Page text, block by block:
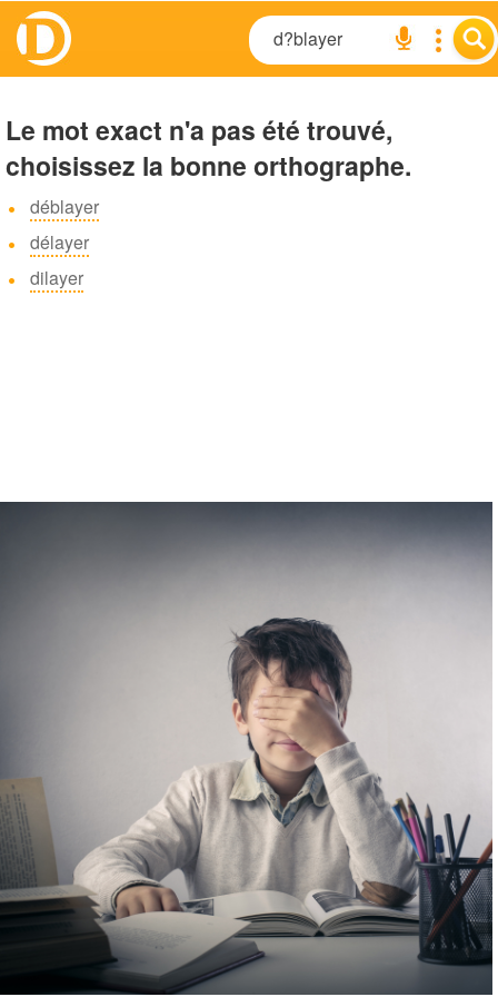
Le mot exact n'a pas été trouvé,
choisissez la bonne orthographe.
déblayer
délayer
dilayer